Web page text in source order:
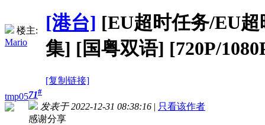
楼主:
Mario
[港台] [EU超时任务/EU超
集] [国粤双语] [720P/
[复制链接]
tmp0571#
发表于 2022-12-31 08:38:16 | 只看该作者
感谢分享